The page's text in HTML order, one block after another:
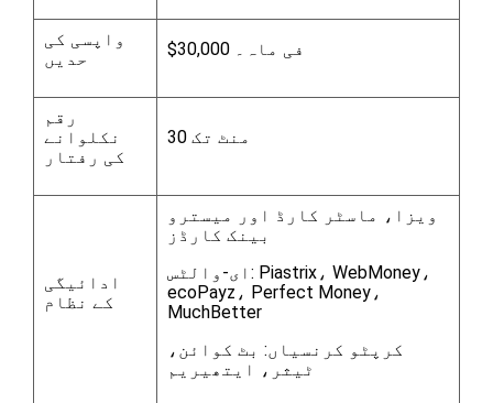
واپسی کی
حدیں
$30,000 فی ماہ۔
رقم
نکلوانے
کی رفتار
30 منٹ تک
ادائیگی
کے نظام
ویزا، ماسٹر کارڈ اور میسترو
بینک کارڈز
ای-والٹس: Piastrix، WebMoney،
ecoPayz، Perfect Money،
MuchBetter
کرپٹو کرنسیاں: بٹ کوائن،
ٹیثر، ایتھیریم